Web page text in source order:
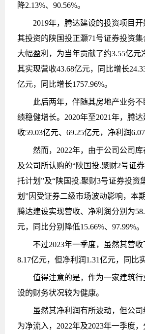
降2.13%、90.56%。
2019年，腾达建设的投资项目开
其投资的陕国投正灏71号证券投资集
大幅盈利，为当年贡献了约3.55亿元
其实现营收43.68亿元，同比增长
亿元，同比增长1757.96%。
此后两年，伴随其房地产业务
绩稳健增长。2020年至2021年，腾
收59.03亿元、69.25亿元，净利润
然而，2022年，由于公司公司
及公司所认购的“陕国投.聚财2号证
托计划”及“陕国投.聚财3号证券投资
划”因受证券二级市场波动影响，本
腾达建设实现营收、净利润分别为
元，同比分别降低15.66%、97.99%。
不过2023年一季度，虽然其营收
8.17亿元，但净利润1.31亿元，同比
值得注意的是，作为一家建筑
设的财务状况较为健康。
虽然其净利润有所波动，但公
为净流入，2022年及2023年一季度